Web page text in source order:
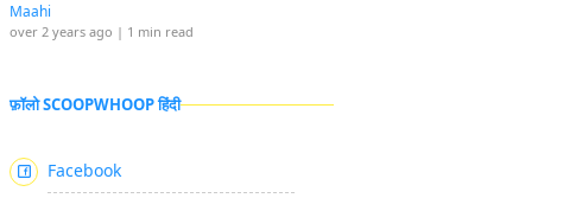
Maahi
over 2 years ago | 1 min read
फ़ॉलो SCOOPWHOOP हिंदी
Facebook